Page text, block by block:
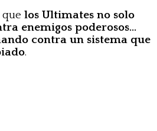
los Ultimates no solo
enemigos poderosos…
contra un sistema que
.